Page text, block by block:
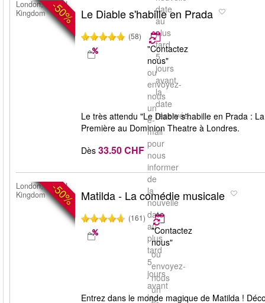
date
au
plus
tard
5
jours
avant
la
date
réservée.
-50%
London, United
Kingdom
Le Diable s'habille en Prada
(58)
"Contactez
nous"
ou
envoyez-
nous
un
e-
mail
pour
nous
informer
de
la
nouvelle
date
au
plus
tard
5
jours
avant
la
Le très attendu "Le Diable s'habille en Prada :
Première au Dominion Theatre à Londres.
Dès 33.50 CHF
-50%
London, United
Kingdom
Matilda - La comédie musicale
(161)
"Contactez
nous"
ou
envoyez-
nous
un
Entrez dans le monde magique de Matilda !